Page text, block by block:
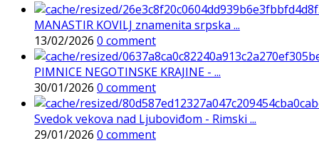
MANASTIR KOVILJ znamenita srpska ...
13/02/2026 0 comment
PIMNICE NEGOTINSKE KRAJINE - ...
30/01/2026 0 comment
Svedok vekova nad Ljuboviđom - Rimski ...
29/01/2026 0 comment